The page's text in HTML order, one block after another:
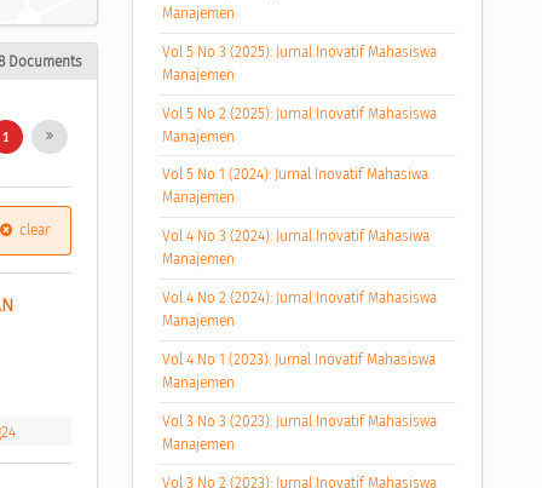
Documents
1
clear
Manajemen
Vol 5 No 3 (2025): Jurnal Inovatif Mahasiswa
Manajemen
Vol 5 No 2 (2025): Jurnal Inovatif Mahasiswa
Manajemen
Vol 5 No 1 (2024): Jurnal Inovatif Mahasiwa
Manajemen
Vol 4 No 3 (2024): Jurnal Inovatif Mahasiwa
Manajemen
Vol 4 No 2 (2024): Jurnal Inovatif Mahasiswa
Manajemen
Vol 4 No 1 (2023): Jurnal Inovatif Mahasiswa
Manajemen
Vol 3 No 3 (2023): Jurnal Inovatif Mahasiswa
Manajemen
Vol 3 No 2 (2023): Jurnal Inovatif Mahasiswa